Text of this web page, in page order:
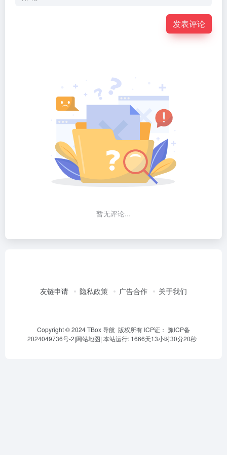
发表评论
暂无评论...
友链申请 隐私政策 广告合作 关于我们
Copyright © 2024 TBox 导航 版权所有 ICP证： 豫ICP备
2024049736号-2|网站地图| 本站运行: 1666天13小时30分20秒